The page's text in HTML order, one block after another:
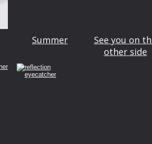
Summer
See you on
other side